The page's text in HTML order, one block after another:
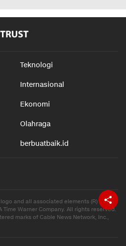
Teknologi
Internasional
Ekonomi
Olahraga
berbuatbaik.id
and all associated elements (R) and ©
Time Warner Company. All rights reserved.
marks of Cable News Network, Inc.,